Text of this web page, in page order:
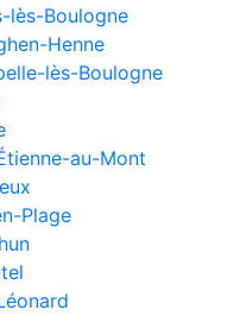
lès-Boulogne
Henne
lès-Boulogne
au-Mont
Plage